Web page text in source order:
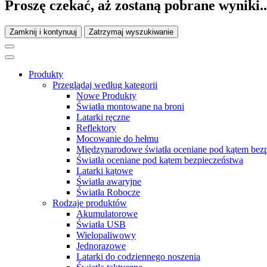
Proszę czekać, aż zostaną pobrane
Zamknij i kontynuuj Zatrzymaj wyszukiwanie
Produkty
Przeglądaj według kategorii
Nowe Produkty
Światła montowane na broni
Latarki ręczne
Reflektory
Mocowanie do hełmu
Międzynarodowe światła oceniane pod kątem
Światła oceniane pod kątem bezpieczeństwa
Latarki kątowe
Światła awaryjne
Światła Robocze
Rodzaje produktów
Akumulatorowe
Światła USB
Wielopaliwowy
Jednorazowe
Latarki do codziennego noszenia